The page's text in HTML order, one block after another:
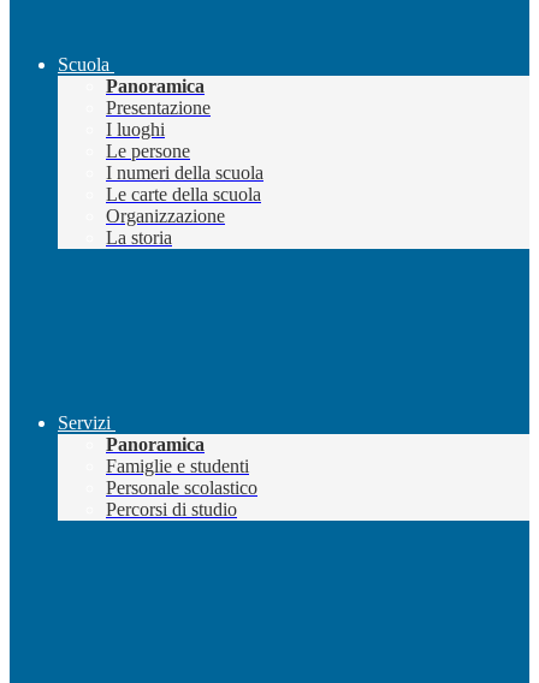
Scuola
Panoramica
Presentazione
I luoghi
Le persone
I numeri della scuola
Le carte della scuola
Organizzazione
La storia
Servizi
Panoramica
Famiglie e studenti
Personale scolastico
Percorsi di studio